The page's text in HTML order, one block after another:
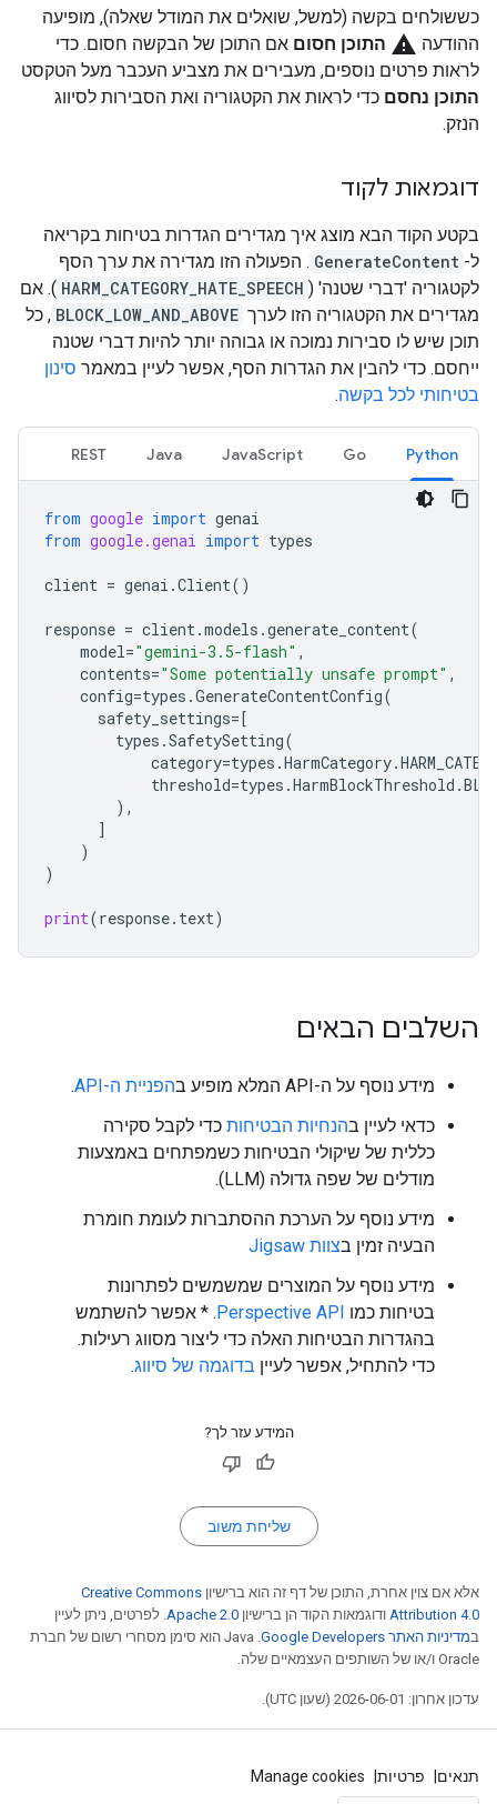
כששולחים בקשה (למשל, שואלים את המודל שאלה), מופיעה
ההודעה warning התוכן חסום אם התוכן של הבקשה חסום. כדי
לראות פרטים נוספים, מעבירים את מצביע העכבר מעל הטקסט
התוכן נחסם כדי לראות את הקטגוריה ואת הסבירות לסיווג
הנזק.
דוגמאות לקוד
בקטע הקוד הבא מוצג איך מגדירים הגדרות בטיחות בקריאה
ל- GenerateContent . הפעולה הזו מגדירה את ערך הסף
לקטגוריה 'דברי שטנה' ( HARM_CATEGORY_HATE_SPEECH ). אם
מגדירים את הקטגוריה הזו לערך BLOCK_LOW_AND_ABOVE , כל
תוכן שיש לו סבירות נמוכה או גבוהה יותר להיות דברי שטנה
ייחסם. כדי להבין את הגדרות הסף, אפשר לעיין במאמר סינון
בטיחותי לכל בקשה.
Python
Go
JavaScript
Java
REST
from google import genai
from google.genai import types
client = genai .Client()
response = client .models .generate_content(
model="gemini-3.5-flash" ,
contents="Some potentially unsafe prompt" ,
config=types .GenerateContentConfig(
safety_settings=[
types .SafetySetting(
category=types .HarmCategory.
threshold=types .HarmBlockThreshold .
),
]
)
)
print(response. text)
השלבים הבאים
מידע נוסף על ה-API המלא מופיע ב הפניית ה-API
.
כדאי לעיין בהנחיות הבטיחות כדי לקבל סקירה
כללית של שיקולי הבטיחות כשמפתחים באמצעות
מודלים של שפה גדולה (LLM).
מידע נוסף על הערכת ההסתברות לעומת חומרת
הבעיה זמין בצוות Jigsaw
מידע נוסף על המוצרים שמשמשים לפתרונות
בטיחות כמו Perspective API. * אפשר להשתמש
בהגדרות הבטיחות האלה כדי ליצור מסווג רעילות.
כדי להתחיל, אפשר לעיין בדוגמה של סיווג.
המידע עזר לך?
שליחת משוב
אלא אם צוין אחרת, התוכן של דף זה הוא ברישיון Creative Commons
Attribution 4.0 ודוגמאות הקוד הן ברישיון Apache 2.0 . לפרטים, ניתן לעיין
במדיניות האתר Google Developers‏
.‏ Java הוא סימן מסחרי רשום של חברת
Oracle ו/או של השותפים העצמאיים שלה.
עדכון אחרון: 2026-06-01 (שעון UTC).
תנאים פרטיות Manage cookies